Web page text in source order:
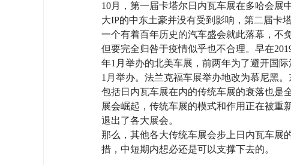
10月，第一届卡塔尔日内瓦车展在多哈会展
大IP的中东土豪并没有受到影响，第二届卡
一个有着百年历史的汽车盛会就此落幕，不
但要完全归咎于疫情似乎也不合理。早在
年1月举办的北美车展，前两年为了避开国
1月举办。法兰克福车展举办地改为慕尼黑
包括日内瓦车展在内的传统车展的衰落也是
展会崛起，传统车展的模式和作用正在被重
退出了各大展会。
那么，其他各大传统车展会步上日内瓦车展
措，中短期内想必还是可以支撑下去的。